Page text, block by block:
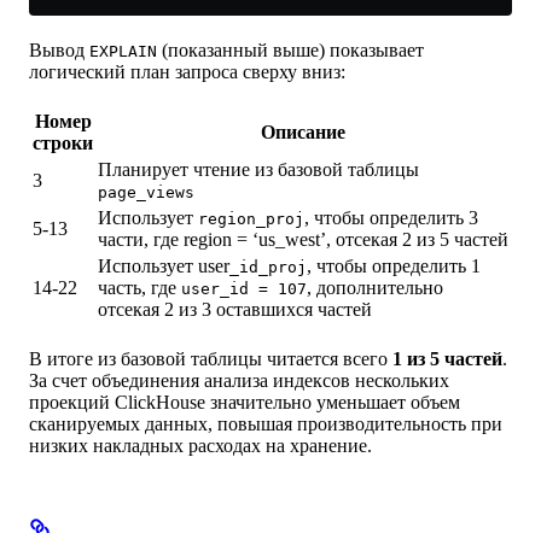
Вывод EXPLAIN (показанный выше) показывает
логический план запроса сверху вниз:
Номер
строки
Описание
3
Планирует чтение из базовой таблицы
page_views
5-13
Использует region_proj , чтобы определить 3
части, где region = ‘us_west’, отсекая 2 из 5 частей
14-22
Использует user_id_proj , чтобы определить 1
часть, где user_id = 107, дополнительно
отсекая 2 из 3 оставшихся частей
В итоге из базовой таблицы читается всего 1 из 5 частей.
За счет объединения анализа индексов нескольких
проекций ClickHouse значительно уменьшает объем
сканируемых данных, повышая производительность при
низких накладных расходах на хранение.